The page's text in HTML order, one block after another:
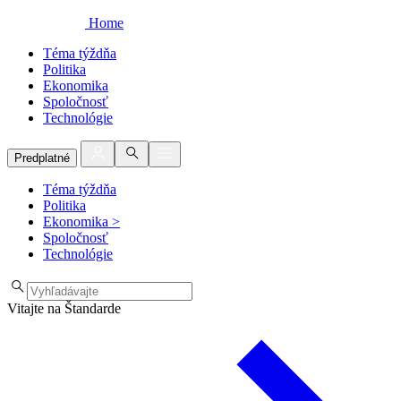
Home
Téma týždňa
Politika
Ekonomika
Spoločnosť
Technológie
Predplatné
Téma týždňa
Politika
Ekonomika >
Spoločnosť
Technológie
Vitajte na Štandarde